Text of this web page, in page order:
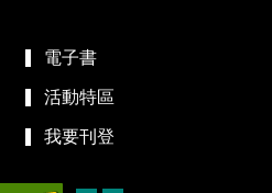
電子書
活動特區
我要刊登